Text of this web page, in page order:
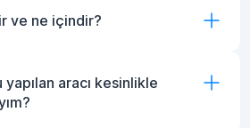
ve ne içindir?
aracı kesinlikle